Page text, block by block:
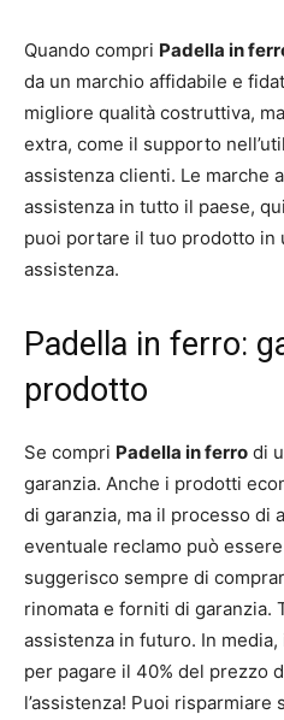
Quando compri Padella in
da un marchio affidabile e
migliore qualità costruttiva,
extra, come il supporto
assistenza clienti. Le marche
assistenza in tutto il paese,
puoi portare il tuo prodotto in
assistenza.
Padella in ferro:
prodotto
Se compri Padella in ferro di
garanzia. Anche i prodotti
di garanzia, ma il processo di
eventuale reclamo può
suggerisco sempre di
rinomata e forniti di garanzia.
assistenza in futuro. In
per pagare il 40% del prezzo
l’assistenza! Puoi